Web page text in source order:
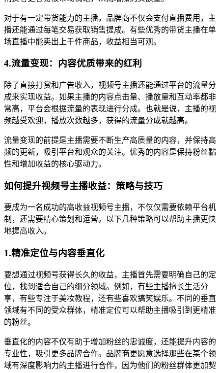
对于有一定带货能力的主播，品牌商不仅会支付直播费用，主
播还能通过每笔交易获取销售提成。有些优秀的带货主播在单
场直播中能卖出上千件商品，收益相当可观。
4.流量变现：内容优质带来的红利
除了直接打赏和广告收入，视频号主播还能通过平台的流量分
成来实现收益。如果主播的内容点击量、播放量和互动率都非
常高，平台会根据流量的表现进行分成。也就是说，主播的视
频越受欢迎，播放次数越多，获得的流量分成就越高。
流量变现的前提是主播需要不断生产高质量的内容，并保持高
频的更新，吸引平台和观众的关注。优秀的内容是保持粉丝黏
性和增加收益的核心驱动力。
如何提升视频号主播收益：策略与技巧
要成为一名成功的高收益视频号主播，不仅仅需要依赖平台机
制，还需要精心策划和运营。以下几种策略可以帮助主播更快
地提高收入。
1.精准定位与内容垂直化
要想通过视频号获得长久的收益，主播首先需要明确自己的定
位，找到适合自己的细分领域。例如，有些主播擅长生活分
享，有些专注于美妆教程，还有些喜欢搞笑娱乐。不同的垂直
领域有不同的受众群体，精准定位可以帮助主播吸引到更精准
的粉丝。
垂直化的内容不仅有助于增加粉丝的忠诚度，还能提升内容的
专业性，吸引更多品牌合作。品牌商更愿意选择那些在某个领
域有深度影响力的主播进行合作，因为他们的粉丝群体更加契